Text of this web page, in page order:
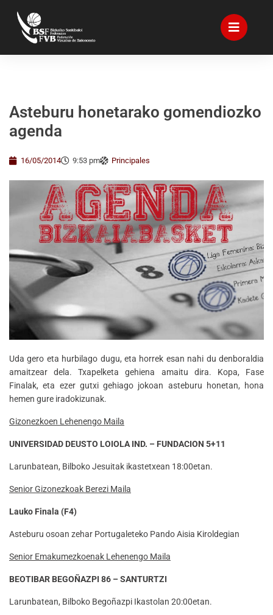
Asteburu honetarako gomendiozko
agenda
16/05/2014 9:53 pm Principales
Uda gero eta hurbilago dugu, eta horrek esan nahi du denboraldia
amaitzear dela. Txapelketa gehiena amaitu dira. Kopa, Fase
Finalak, eta ezer gutxi gehiago jokoan asteburu honetan, hona
hemen gure iradokizunak.
Gizonezkoen Lehenengo Maila
UNIVERSIDAD DEUSTO LOIOLA IND. – FUNDACION 5+11
Larunbatean, Bilboko Jesuitak ikastetxean 18:00etan.
Senior Gizonezkoak Berezi Maila
Lauko Finala (F4)
Asteburu osoan zehar Portugaleteko Pando Aisia Kiroldegian
Senior Emakumezkoenak Lehenengo Maila
BEOTIBAR BEGOÑAZPI 86 – SANTURTZI
Larunbatean, Bilboko Begoñazpi Ikastolan 20:00etan.